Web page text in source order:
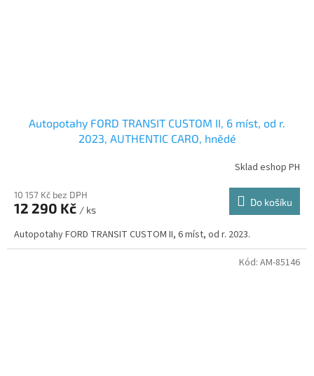
Autopotahy FORD TRANSIT CUSTOM II, 6 míst, od r.
2023, AUTHENTIC CARO, hnědé
Sklad eshop PH
10 157 Kč bez DPH
12 290 Kč / ks
Do košíku
Autopotahy FORD TRANSIT CUSTOM II, 6 míst, od r. 2023.
Kód: AM-85146